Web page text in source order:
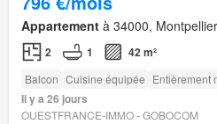
Appartement à 34000,
2 1 42 m²
Balcon Cuisine équipée Entièrement
Il y a 26 jours
OUESTFRANCE-IMMO - GOBOCOM